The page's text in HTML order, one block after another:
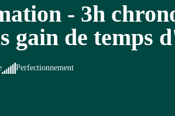
- 3h
gain de temps
Perfectionnement